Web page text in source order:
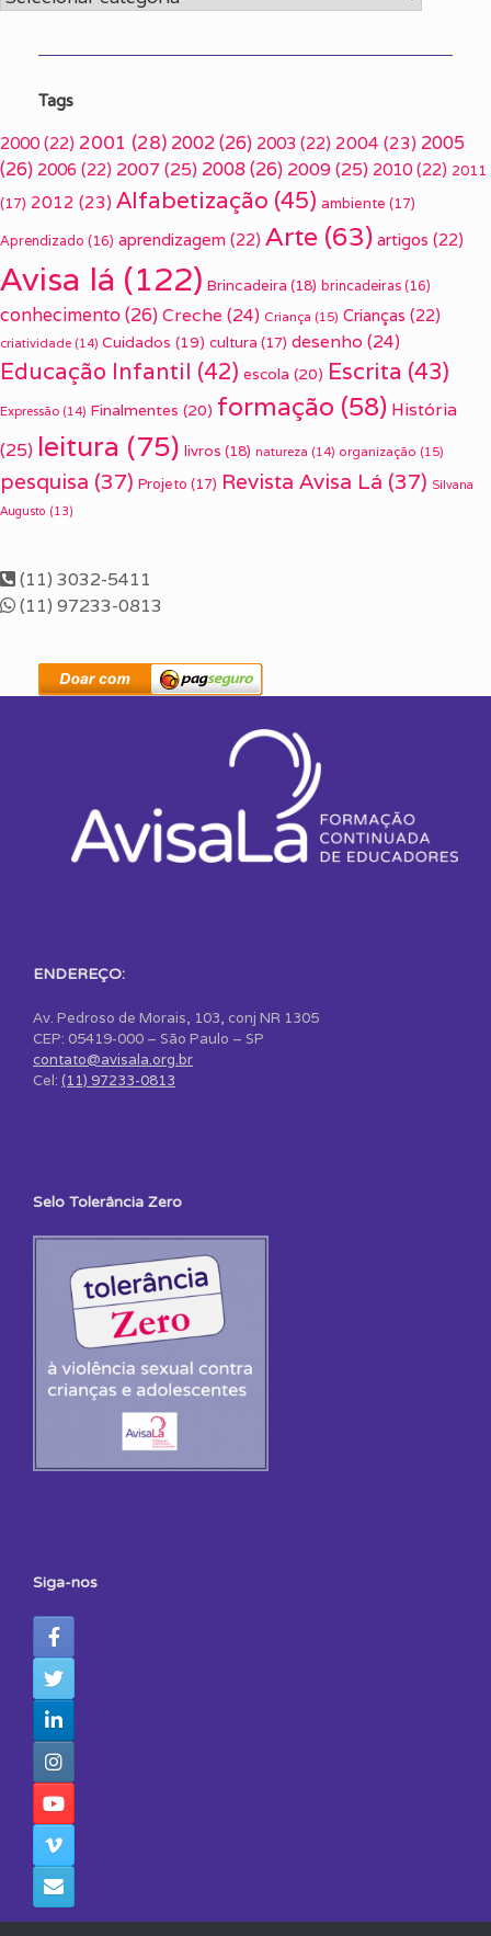
Tags
2000 (22) 2001 (28) 2002(26) 2003 (22) 2004 (23) 2005
(26) 2006 (22) 2007 (25) 2008(26) 2009(25) 2010 (22) 2011
(17) 2012 (23) Alfabetização (45) ambiente (17)
Aprendizado (16) aprendizagem (22) Arte (63) artigos (22)
Avisa lá (122) Brincadeira (18) brincadeiras (16)
conhecimento(26) Creche (24) Criança (15) Crianças (22)
criatividade (14) Cuidados (19) cultura (17) desenho (24)
Educação Infantil (42) escola (20) Escrita (43)
Expressão (14) Finalmentes (20) formação (58) História
(25) leitura (75) livros (18) natureza (14) organização (15)
pesquisa (37) Projeto (17) Revista Avisa Lá (37) Silvana
Augusto (13)
(11) 3032-5411
(11) 97233-0813
ENDEREÇO:
Av. Pedroso de Morais, 103, conj NR 1305
CEP: 05419-000 – São Paulo – SP
contato@avisala.org.br
Cel: (11) 97233-0813
Selo Tolerância Zero
Siga-nos